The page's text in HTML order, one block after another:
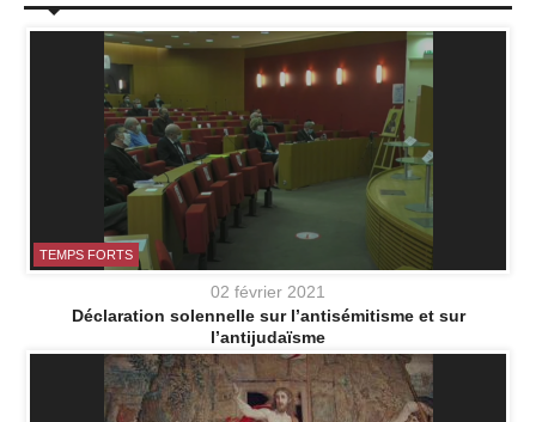
TEMPS FORTS
02 février 2021
Déclaration solennelle sur l’antisémitisme et sur
l’antijudaïsme